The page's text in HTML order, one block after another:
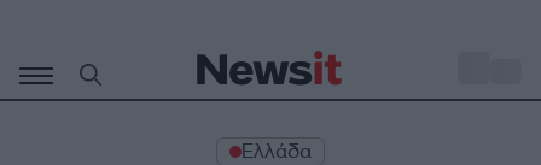
περιεχόμενο
Ελλάδα